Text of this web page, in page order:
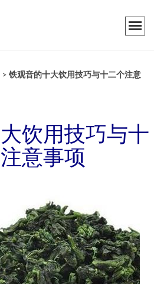
> 铁观音的十大饮用技巧与十二个注意
饮用技巧与十
意事项